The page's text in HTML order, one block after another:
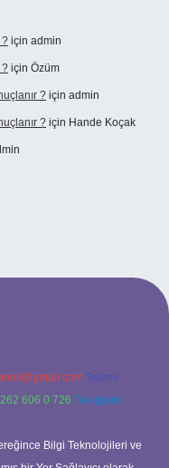
? için admin
? için Özüm
? için admin
? için Hande Koçak
Teams:
606 0 726 Telegram:
Bilgi Teknolojileri ve